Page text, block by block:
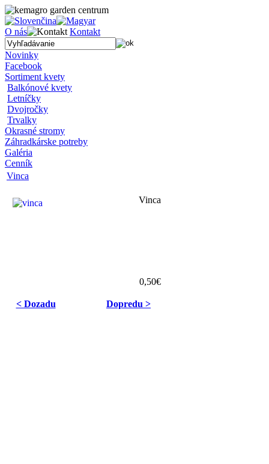
O nás Kontakt
Novinky
Facebook
Sortiment kvety
Balkónové kvety
Letníčky
Dvojročky
Trvalky
Okrasné stromy
Záhradkárske potreby
Galéria
Cenník
Vinca
Vinca
0,50€
< Dozadu Dopredu >